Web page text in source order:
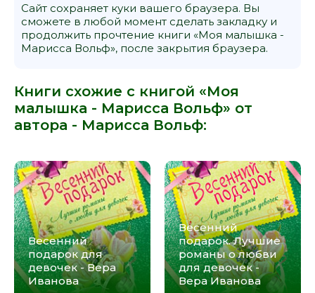
Сайт сохраняет куки вашего браузера. Вы
сможете в любой момент сделать закладку и
продолжить прочтение книги «Моя малышка -
Марисса Вольф», после закрытия браузера.
Книги схожие с книгой «Моя
малышка - Марисса Вольф» от
автора - Марисса Вольф:
Весенний
подарок для
девочек - Вера
Иванова
Весенний
подарок. Лучшие
романы о любви
для девочек -
Вера Иванова